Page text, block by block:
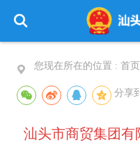
您现在所在的位置 : 首页
分享
汕头市商贸集团有